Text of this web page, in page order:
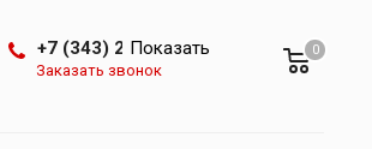
0
+7 (343) 288-07-25
Показать
Заказать звонок